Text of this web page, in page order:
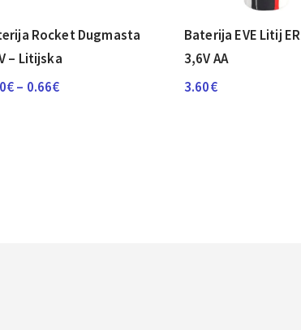
Rocket Dugmasta
– Litijska
€– 0.66€Raspon
Baterija EVE Litij
3,6V AA
3.60€